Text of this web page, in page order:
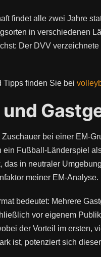
findet alle zwei Jahre
in verschiedenen
Der DVV
Tipps finden Sie bei
und
bei einer EM-
ein Fußball-Länderspiel
das in neutraler
meiner EM-Analyse.
bedeutet: Mehrere
vor eigenem
der Vorteil im ersten,
ist, potenziert sich